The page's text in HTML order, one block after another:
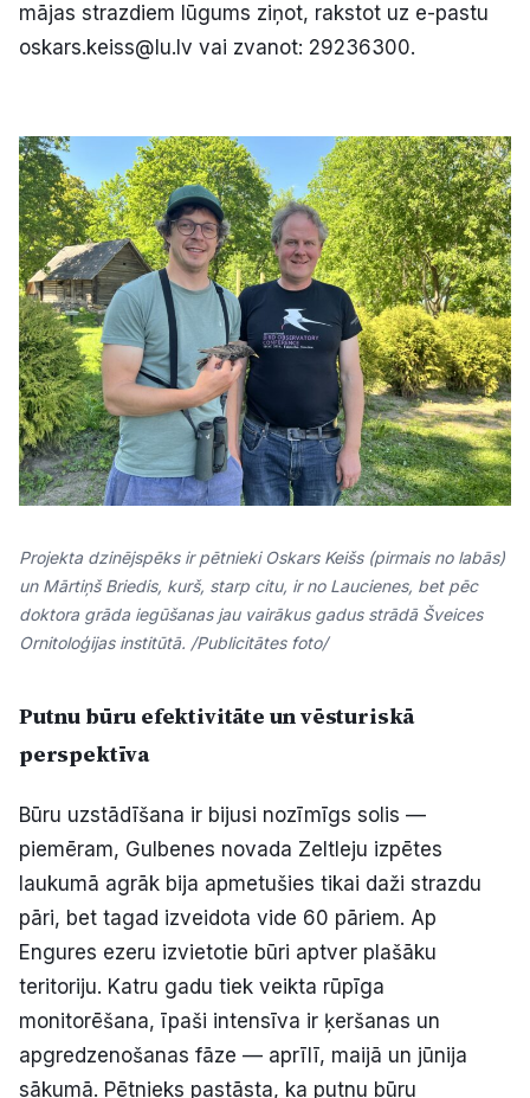
mājas strazdiem lūgums ziņot, rakstot uz e-pastu
oskars.keiss@lu.lv vai zvanot: 29236300.
Projekta dzinējspēks ir pētnieki Oskars Keišs (pirmais no labās)
un Mārtiņš Briedis, kurš, starp citu, ir no Laucienes, bet pēc
doktora grāda iegūšanas jau vairākus gadus strādā Šveices
Ornitoloģijas institūtā. /Publicitātes foto/
Putnu būru efektivitāte un vēsturiskā
perspektīva
Būru uzstādīšana ir bijusi nozīmīgs solis —
piemēram, Gulbenes novada Zeltleju izpētes
laukumā agrāk bija apmetušies tikai daži strazdu
pāri, bet tagad izveidota vide 60 pāriem. Ap
Engures ezeru izvietotie būri aptver plašāku
teritoriju. Katru gadu tiek veikta rūpīga
monitorēšana, īpaši intensīva ir ķeršanas un
apgredzenošanas fāze — aprīlī, maijā un jūnija
sākumā. Pētnieks pastāsta, ka putnu būru